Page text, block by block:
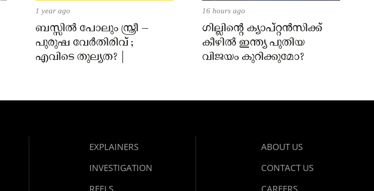
1 year ago
ബസ്സിൽ പോലും സ്ത്രീ –
പുരുഷ വേർതിരിവ് ;
എവിടെ തുല്യത? |
16 hours ago
ഗില്ലിന്റെ ക്യാപ്റ്റന്‍സിക്ക്
കീഴില്‍ ഇന്ത്യ പുതിയ
വിജയം കുറിക്കുമോ?
EXPLAINERS
INVESTIGATION
ABOUT US
CONTACT US